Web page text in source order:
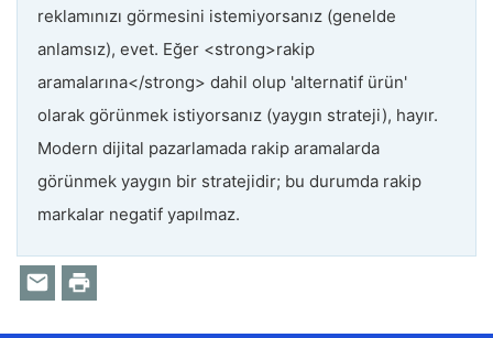
reklamınızı görmesini istemiyorsanız (genelde
anlamsız), evet. Eğer <strong>rakip
aramalarına</strong> dahil olup 'alternatif ürün'
olarak görünmek istiyorsanız (yaygın strateji), hayır.
Modern dijital pazarlamada rakip aramalarda
görünmek yaygın bir stratejidir; bu durumda rakip
markalar negatif yapılmaz.